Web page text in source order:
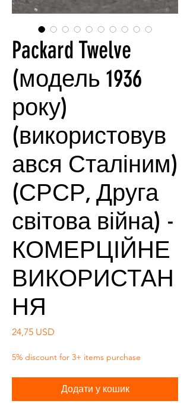
Packard Twelve
(модель 1936
року)
(використовув
ався Сталіним)
(СРСР, Друга
світова війна) -
КОМЕРЦІЙНЕ
ВИКОРИСТАН
НЯ
24,75 USD
5% discount for 3+ items purchase
Додати у кошик